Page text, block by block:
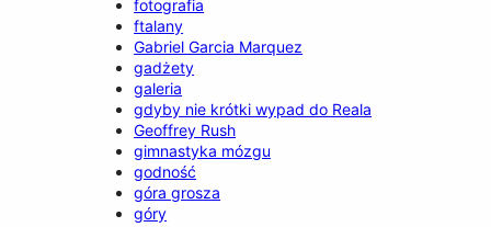
fotografia
ftalany
Gabriel Garcia Marquez
gadżety
galeria
gdyby nie krótki wypad do Reala
Geoffrey Rush
gimnastyka mózgu
godność
góra grosza
góry